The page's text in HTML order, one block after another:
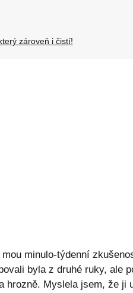
zároveň i čistí!
minulo-týdenní
byla z druhé ruky, ale
hrozně. Myslela jsem, že ji